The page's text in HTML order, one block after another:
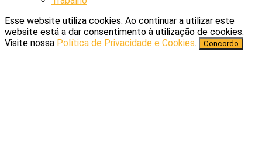
Esse website utiliza cookies. Ao continuar a utilizar este
website está a dar consentimento à utilização de cookies.
Visite nossa Política de Privacidade e Cookies. Concordo